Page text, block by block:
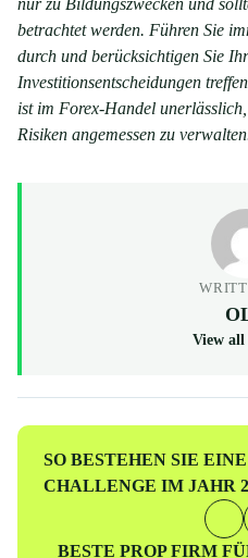
nur zu Bildungszwecken und
betrachtet werden. Führen Sie
durch und berücksichtigen Sie
Investitionsentscheidungen
ist im Forex-Handel
Risiken angemessen zu
View all
Vorheriger
Beitrag
SO BESTEHEN SIE
CHALLENGE IM JAHR
Nächster
BESTE PROP FIRM